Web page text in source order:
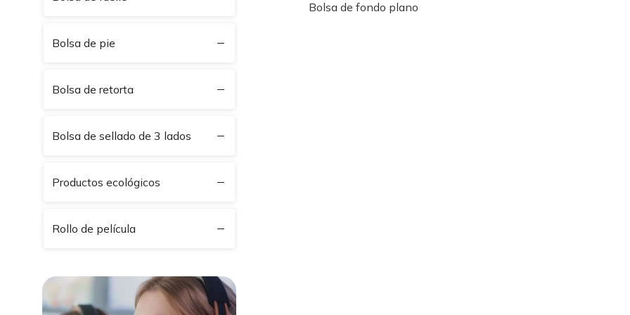
Bolsa de pie
Bolsa de retorta
Bolsa de sellado de 3 lados
Productos ecológicos
Rollo de película
Bolsa de fondo plano